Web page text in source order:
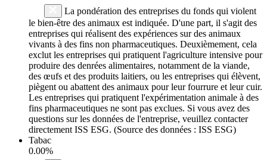
La pondération des entreprises du fonds qui violent
le bien-être des animaux est indiquée. D'une part, il s'agit des
entreprises qui réalisent des expériences sur des animaux
vivants à des fins non pharmaceutiques. Deuxièmement, cela
exclut les entreprises qui pratiquent l'agriculture intensive pour
produire des denrées alimentaires, notamment de la viande,
des œufs et des produits laitiers, ou les entreprises qui élèvent,
piègent ou abattent des animaux pour leur fourrure et leur cuir.
Les entreprises qui pratiquent l'expérimentation animale à des
fins pharmaceutiques ne sont pas exclues. Si vous avez des
questions sur les données de l'entreprise, veuillez contacter
directement ISS ESG. (Source des données : ISS ESG)
Tabac
0.00%